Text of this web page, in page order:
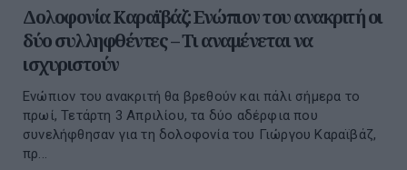
Δολοφονία Καραϊβάζ: Ενώπιον του ανακριτή οι
δύο συλληφθέντες – Τι αναμένεται να
ισχυριστούν
Ενώπιον του ανακριτή θα βρεθούν και πάλι σήμερα το
πρωί, Τετάρτη 3 Απριλίου, τα δύο αδέρφια που
συνελήφθησαν για τη δολοφονία του Γιώργου Καραϊβάζ,
πρ...